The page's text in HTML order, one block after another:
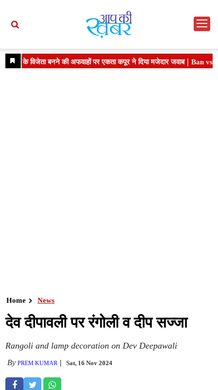
Home News
देव दीपावली पर रंगोली व दीप सज्जा
Rangoli and lamp decoration on Dev Deepawali
ByPREM KUMAR Sat, 16 Nov 2024